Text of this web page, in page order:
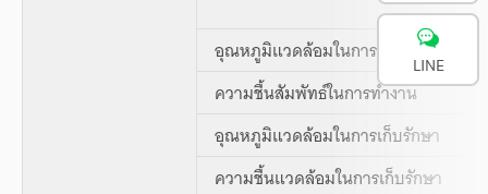
อุณหภูมิแวดล้อมในการทำงาน
ความชื้นสัมพัทธ์ในการทำงาน
อุณหภูมิแวดล้อมในการเก็บรักษา
ความชื้นแวดล้อมในการเก็บรักษา
LINE